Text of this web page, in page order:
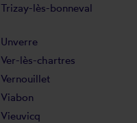
Trizay-lès-bonneval
Unverre
Ver-lès-chartres
Vernouillet
Viabon
Vieuvicq